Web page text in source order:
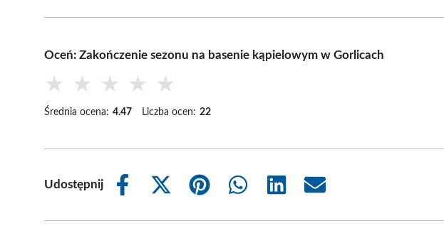
Oceń: Zakończenie sezonu na basenie kąpielowym w Gorlicach
★ ★ ★ ★ ★
Średnia ocena: 4.47 Liczba ocen: 22
Udostępnij
Share
Share
(Twitter)
Share
Share
Share
Share